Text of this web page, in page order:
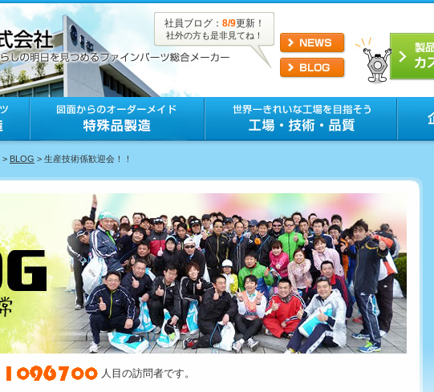
社員ブログ： 8/9更新！
社外の方も是非見てね！
> BLOG > 生産技術係歓迎会！！
人目の訪問者です。